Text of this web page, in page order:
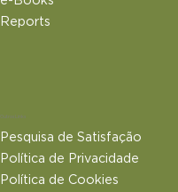
Reports
Outros Links
Pesquisa de Satisfação
Política de Privacidade
Política de Cookies